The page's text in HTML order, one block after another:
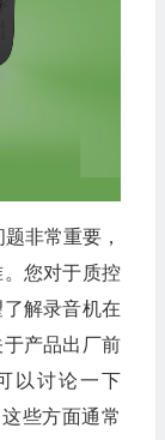
非常重要，
您对于质控
解录音机在
产品出厂前
以讨论一下
些方面通常